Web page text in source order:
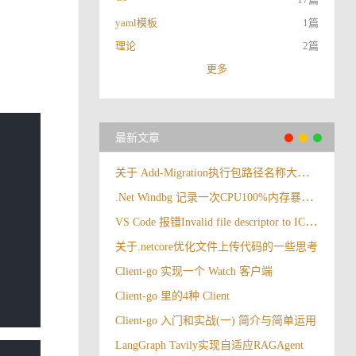
yaml模板
1篇
理论
2篇
更多
最新文章
关于 Add-Migration执行包路径名称大小写报错
.Net Windbg 记录一次CPU100%内存暴涨情况
VS Code 报错Invalid file descriptor to ICU data received.
关于.netcore优化文件上传代码的一些思考
Client-go 实现一个 Watch 客户端
Client-go 里的4种 Client
Client-go 入门和实战(一) 简介与简单运用
LangGraph Tavily实现自适应RAGAgent